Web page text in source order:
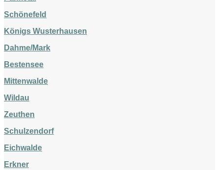
Schönefeld
Königs Wusterhausen
Dahme/Mark
Bestensee
Mittenwalde
Wildau
Zeuthen
Schulzendorf
Eichwalde
Erkner